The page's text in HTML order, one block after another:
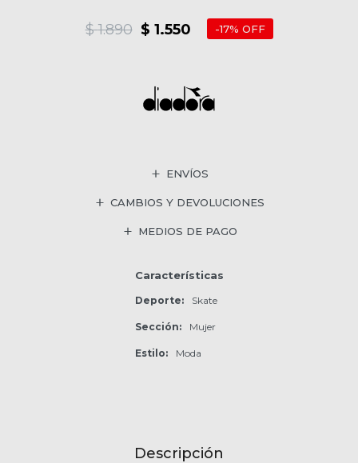
$ 1.550
$ 1.890 17
ENVÍOS
CAMBIOS Y DEVOLUCIONES
MEDIOS DE PAGO
Características
Deporte Skate
Sección Mujer
Estilo Moda
Descripción